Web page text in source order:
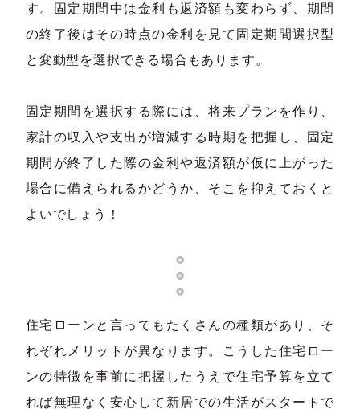
す。固定期間中は金利も返済額も変わらず、期間
の終了後はその時点の金利を見て固定期間選択型
と変動型を選択できる場合もあります。
固定期間を選択する際には、将来プランを作り、
家計の収入や支出が増減する時期を把握し、固定
期間が終了した際の金利や返済額が仮に上がった
場合に備えられるかどうか、そこを抑えておくと
よいでしょう！
住宅ローンと言ってもたくさんの種類があり、そ
れぞれメリットが異なります。こうした住宅ロー
ンの特徴を事前に把握したうえで住宅予算を立て
れば無理なく安心して新居での生活がスタートで